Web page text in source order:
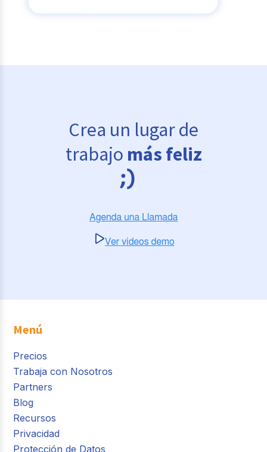
Crea un lugar de
trabajo más feliz
Menú
Precios
Trabaja con Nosotros
Partners
Blog
Recursos
Privacidad
Protección de Datos